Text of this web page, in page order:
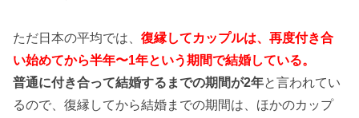
ただ日本の平均では、復縁してカップルは、再度付き合
い始めてから半年〜1年という期間で結婚している。
普通に付き合って結婚するまでの期間が2年と言われてい
るので、復縁してから結婚までの期間は、ほかのカップ